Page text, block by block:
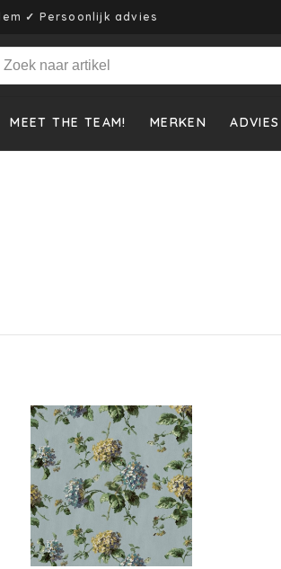
✓ Persoonlijk advies
MEET THE TEAM! MERKEN ADVIES